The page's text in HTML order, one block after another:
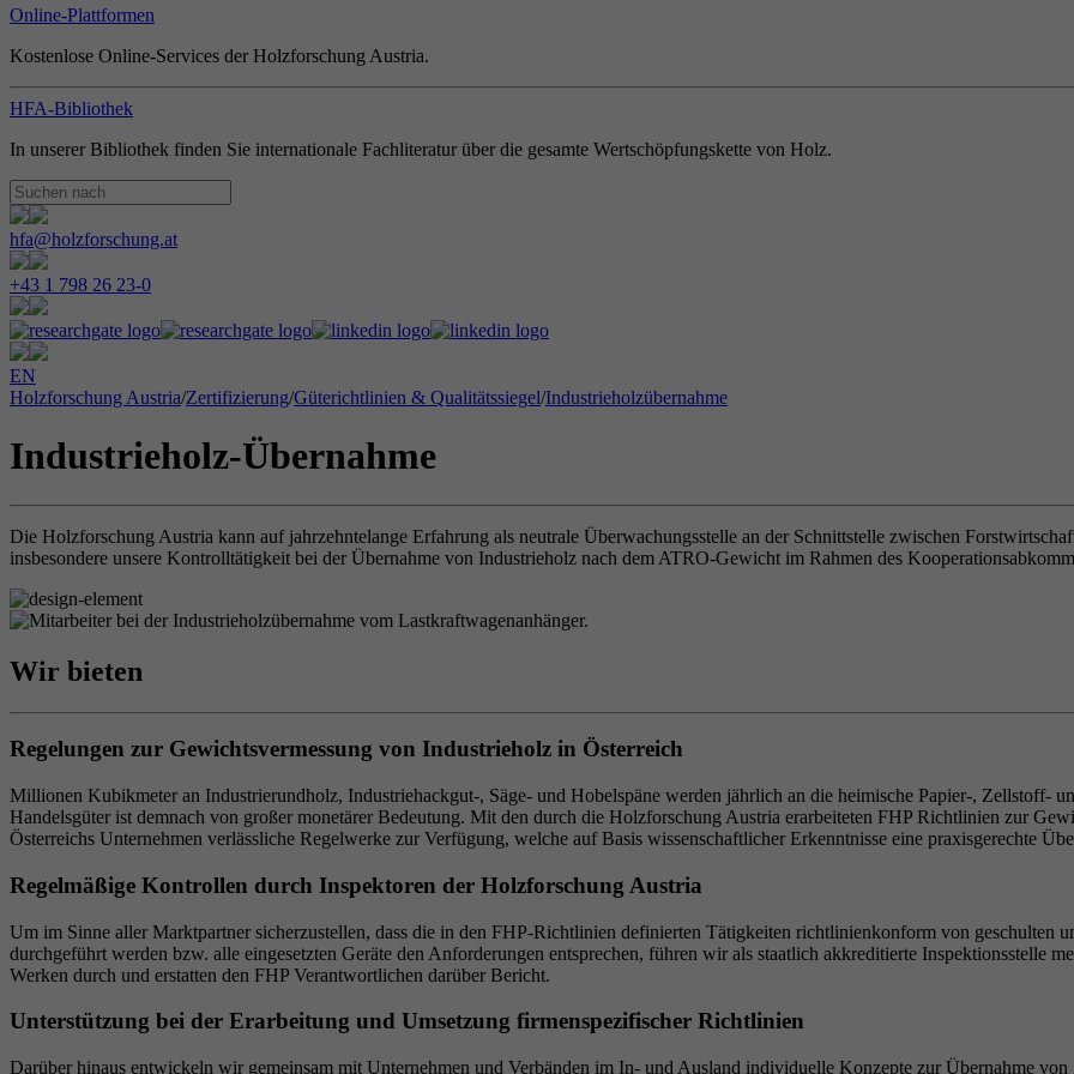
Online-Plattformen
Kostenlose Online-Services der Holzforschung Austria.
HFA-Bibliothek
In unserer Bibliothek finden Sie internationale Fachliteratur über die gesamte Wertschöpfungskette von Holz.
hfa@holzforschung.at
+43 1 798 26 23-0
EN
Holzforschung Austria/Zertifizierung/Güterichtlinien & Qualitätssiegel/Industrieholzübernahme
Industrieholz-Übernahme
Die Holzforschung Austria kann auf jahrzehntelange Erfahrung als neutrale Überwachungsstelle an der Schnittstelle zwischen
insbesondere unsere Kontrolltätigkeit bei der Übernahme von Industrieholz nach dem ATRO-Gewicht im Rahmen des
Wir bieten
Regelungen zur Gewichtsvermessung von Industrieholz in Österreich
Millionen Kubikmeter an Industrierundholz, Industriehackgut-, Säge- und Hobelspäne werden jährlich an die heimische Papier-, Zellstoff-
Handelsgüter ist demnach von großer monetärer Bedeutung. Mit den durch die Holzforschung Austria erarbeiteten FHP Richtlinien zur
Österreichs Unternehmen verlässliche Regelwerke zur Verfügung, welche auf Basis wissenschaftlicher Erkenntnisse eine praxisgerechte
Regelmäßige Kontrollen durch Inspektoren der Holzforschung Austria
Um im Sinne aller Marktpartner sicherzustellen, dass die in den FHP-Richtlinien definierten Tätigkeiten richtlinienkonform von geschulten
durchgeführt werden bzw. alle eingesetzten Geräte den Anforderungen entsprechen, führen wir als staatlich akkreditierte Inspektionsstelle
Werken durch und erstatten den FHP Verantwortlichen darüber Bericht.
Unterstützung bei der Erarbeitung und Umsetzung firmenspezifischer Richtlinien
Darüber hinaus entwickeln wir gemeinsam mit Unternehmen und Verbänden im In- und Ausland individuelle Konzepte zur Übernahme